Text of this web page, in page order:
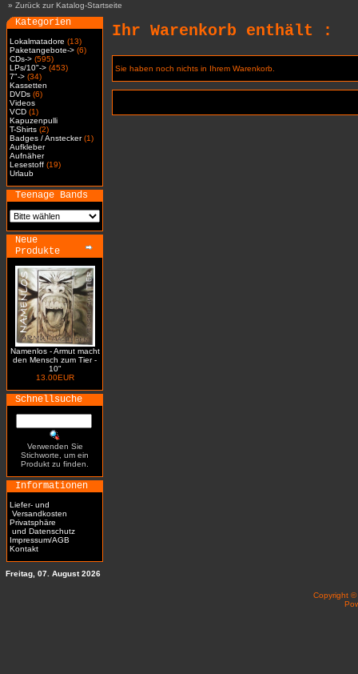
» Zurück zur Katalog-Startseite
Kategorien
Lokalmatadore (13)
Paketangebote-> (6)
CDs-> (595)
LPs/10"-> (453)
7"-> (34)
Kassetten
DVDs (6)
Videos
VCD (1)
Kapuzenpulli
T-Shirts (2)
Badges / Anstecker(1)
Aufkleber
Aufnäher
Lesestoff (19)
Urlaub
Teenage Bands
Neue
Produkte
Namenlos - Armut macht
den Mensch zum Tier -
10"
13.00EUR
Schnellsuche
Verwenden Sie
Stichworte, um ein
Produkt zu finden.
Informationen
Liefer- und
Versandkosten
Privatsphäre
und Datenschutz
Impressum/AGB
Kontakt
Ihr Warenkorb enthält :
Sie haben noch nichts in Ihrem Warenkorb.
Freitag, 07. August 2026
Copyright